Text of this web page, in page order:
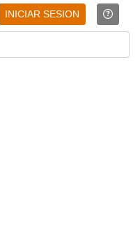
INICIAR SESION